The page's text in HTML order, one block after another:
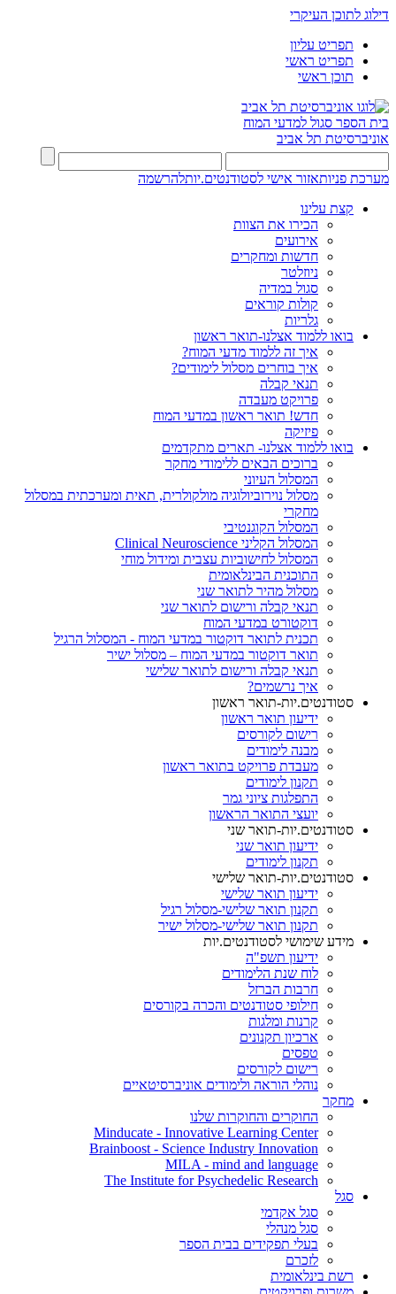
דילוג לתוכן העיקרי
תפריט עליון
תפריט ראשי
תוכן ראשי
בית הספר סגול למדעי המוח
אוניברסיטת תל אביב
מערכת פניותאזור אישי לסטודנטים.יותלהרשמה
קצת עלינו
הכירו את הצוות
אירועים
חדשות ומחקרים
ניוזלטר
סגול במדיה
קולות קוראים
גלריות
בואו ללמוד אצלנו-תואר ראשון
איך זה ללמוד מדעי המוח?
איך בוחרים מסלול לימודים?
תנאי קבלה
פרויקט מעבדה
חדש! תואר ראשון במדעי המוח
פיזיקה
בואו ללמוד אצלנו- תארים מתקדמים
ברוכים הבאים ללימודי מחקר
המסלול העיוני
מסלול נוירוביולוגיה מולקולרית, תאית ומערכתית במסלול
מחקרי
המסלול הקוגנטיבי
המסלול הקליני Clinical Neuroscience
המסלול לחישוביות עצבית ומידול מוחי
התוכנית הבינלאומית
מסלול מהיר לתואר שני
תנאי קבלה ורישום לתואר שני
דוקטורט במדעי המוח
תכנית לתואר דוקטור במדעי המוח - המסלול הרגיל
תואר דוקטור במדעי המוח – מסלול ישיר
תנאי קבלה ורישום לתואר שלישי
איך נרשמים?
סטודנטים.יות-תואר ראשון
ידיעון תואר ראשון
רישום לקורסים
מבנה לימודים
מעבדת פרויקט בתואר ראשון
תקנון לימודים
התפלגות ציוני גמר
יועצי התואר הראשון
סטודנטים.יות-תואר שני
ידיעון תואר שני
תקנון לימודים
סטודנטים.יות-תואר שלישי
ידיעון תואר שלישי
תקנון תואר שלישי-מסלול רגיל
תקנון תואר שלישי-מסלול ישיר
מידע שימושי לסטודנטים.יות
ידיעון תשפ"ה
לוח שנת הלימודים
חרבות הברזל
חילופי סטודנטים והכרה בקורסים
קרנות ומלגות
ארכיון תקנונים
טפסים
רישום לקורסים
נוהלי הוראה ולימודים אוניברסיטאיים
מחקר
החוקרים והחוקרות שלנו
Minducate - Innovative Learning Center
Brainboost - Science Industry Innovation
MILA - mind and language
The Institute for Psychedelic Research
סגל
סגל אקדמי
סגל מנהלי
בעלי תפקידים בבית הספר
לזכרם
רשת בינלאומית